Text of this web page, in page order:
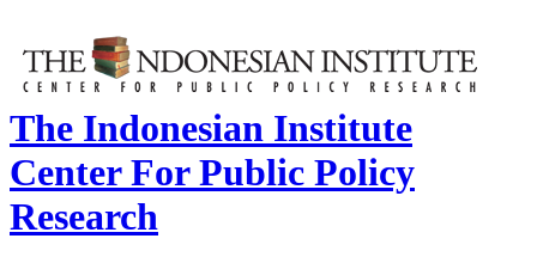
The Indonesian Institute
Center For Public Policy
Research